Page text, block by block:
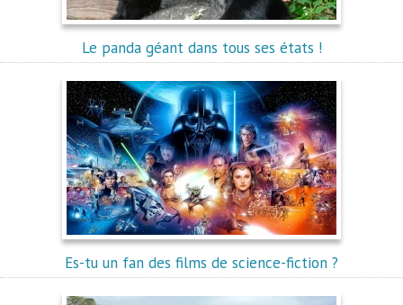
Le panda géant dans tous ses états !
Es-tu un fan des films de science-fiction ?